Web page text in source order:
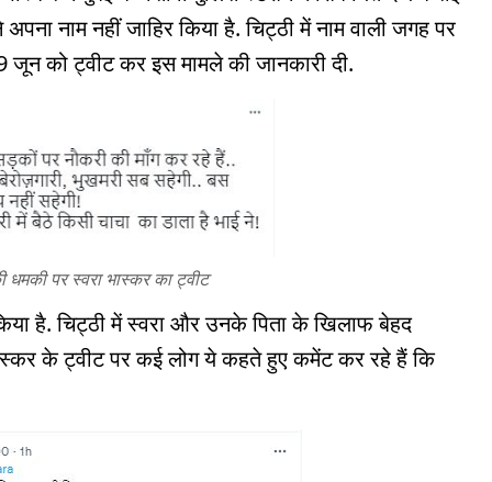
नाम नहीं जाहिर किया है. चिट्ठी में नाम वाली जगह पर
जून को ट्वीट कर इस मामले की जानकारी दी.
धमकी पर स्वरा भास्कर का ट्वीट
है. चिट्ठी में स्वरा और उनके पिता के खिलाफ बेहद
के ट्वीट पर कई लोग ये कहते हुए कमेंट कर रहे हैं कि